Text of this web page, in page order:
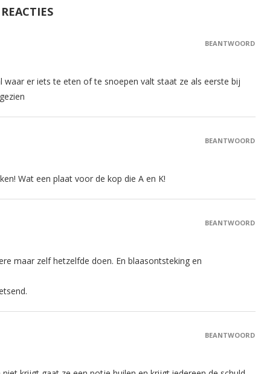
waar er iets te eten of te snoepen valt staat ze als eerste bij
BEANTWOORD
Wat een plaat voor de kop die A en K!
BEANTWOORD
maar zelf hetzelfde doen. En blaasontsteking en
BEANTWOORD
BEANTWOORD